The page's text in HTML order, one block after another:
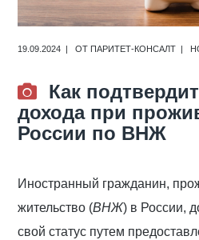
19.09.2024 ОТ ПАРИТЕТ-КОНСАЛТ
Как
дохода при
России по ВНЖ
Иностранный гражданин,
жительство (ВНЖ) в России,
свой статус путем